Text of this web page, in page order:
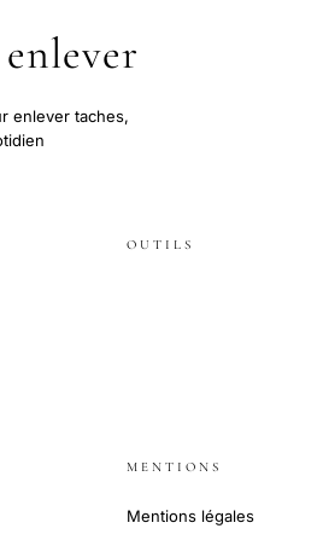
enlever taches,
OUTILS
MENTIONS
Mentions légales